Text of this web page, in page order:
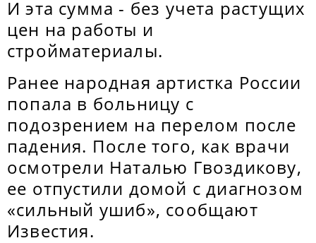
И эта сумма - без учета растущих
цен на работы и
стройматериалы.
Ранее народная артистка России
попала в больницу с
подозрением на перелом после
падения. После того, как врачи
осмотрели Наталью Гвоздикову,
ее отпустили домой с диагнозом
«сильный ушиб», сообщают
Известия.